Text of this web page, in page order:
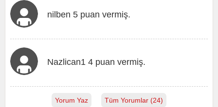
nilben 5 puan vermiş.
Nazlican1 4 puan vermiş.
Yorum Yaz Tüm Yorumlar (24)